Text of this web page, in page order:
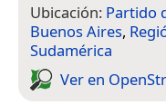
Ubicación: Partido
Buenos Aires,
Sudamérica
Ver en